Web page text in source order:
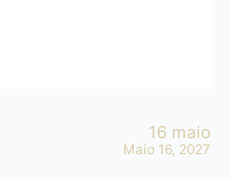
16 maio
Maio 16, 2027